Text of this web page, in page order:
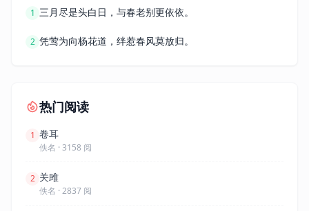
1 三月尽是头白日，与春老别更依依。
2 凭莺为向杨花道，绊惹春风莫放归。
热门阅读
1 卷耳
佚名 · 3158 阅
2 关雎
佚名 · 2837 阅